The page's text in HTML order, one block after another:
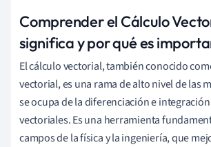
Comprender el Cálculo
significa y por qué es
El cálculo vectorial, también conocido
vectorial, es una rama de alto nivel de las
se ocupa de la diferenciación e
vectoriales. Es una herramienta
campos de la física y la ingeniería, que